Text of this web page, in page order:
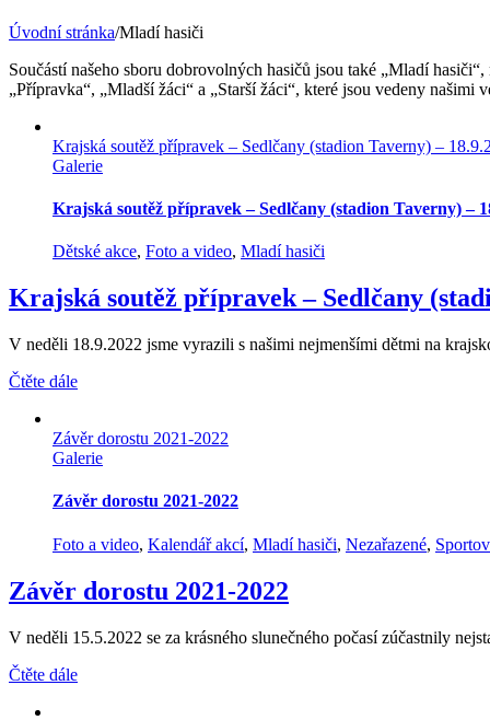
Úvodní stránka/Mladí hasiči
Součástí našeho sboru dobrovolných hasičů jsou také „Mladí
„Přípravka“, „Mladší žáci“ a „Starší žáci“, které jsou vedeny našimi
Krajská soutěž přípravek – Sedlčany (stadion Taverny) –
Galerie
Krajská soutěž přípravek – Sedlčany (stadion Taverny) –
Dětské akce, Foto a video, Mladí hasiči
Krajská soutěž přípravek – Sedlčany
V neděli 18.9.2022 jsme vyrazili s našimi nejmenšími dětmi na
Čtěte dále
Závěr dorostu 2021-2022
Galerie
Závěr dorostu 2021-2022
Foto a video, Kalendář akcí, Mladí hasiči, Nezařazené,
Závěr dorostu 2021-2022
V neděli 15.5.2022 se za krásného slunečného počasí zúčastnily
Čtěte dále